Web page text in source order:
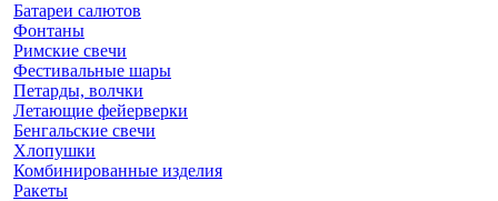
Батареи салютов
Фонтаны
Римские свечи
Фестивальные шары
Петарды, волчки
Летающие фейерверки
Бенгальские свечи
Хлопушки
Комбинированные изделия
Ракеты